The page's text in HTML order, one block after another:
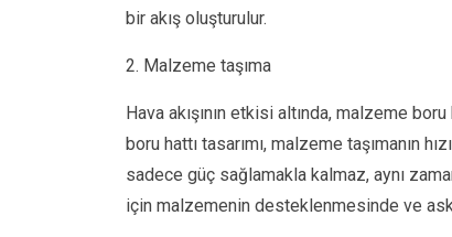
bir akış oluşturulur.
2. Malzeme taşıma
Hava akışının etkisi altında, malzeme boru
boru hattı tasarımı, malzeme taşımanın
sadece güç sağlamakla kalmaz, aynı
için malzemenin desteklenmesinde ve